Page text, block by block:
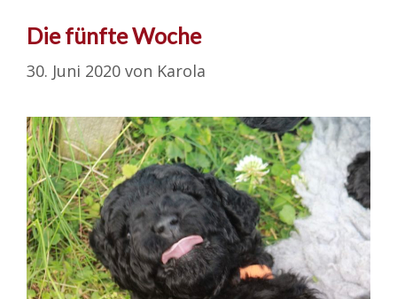
Die fünfte Woche
30. Juni 2020 von Karola